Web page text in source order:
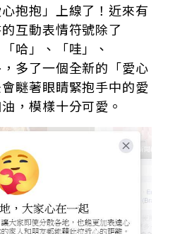
抱抱」上線了！近來有
互動表情符號除了
哈」、「哇」、
，多了一個全新的「愛心
瞇著眼睛緊抱手中的愛
，模樣十分可愛。